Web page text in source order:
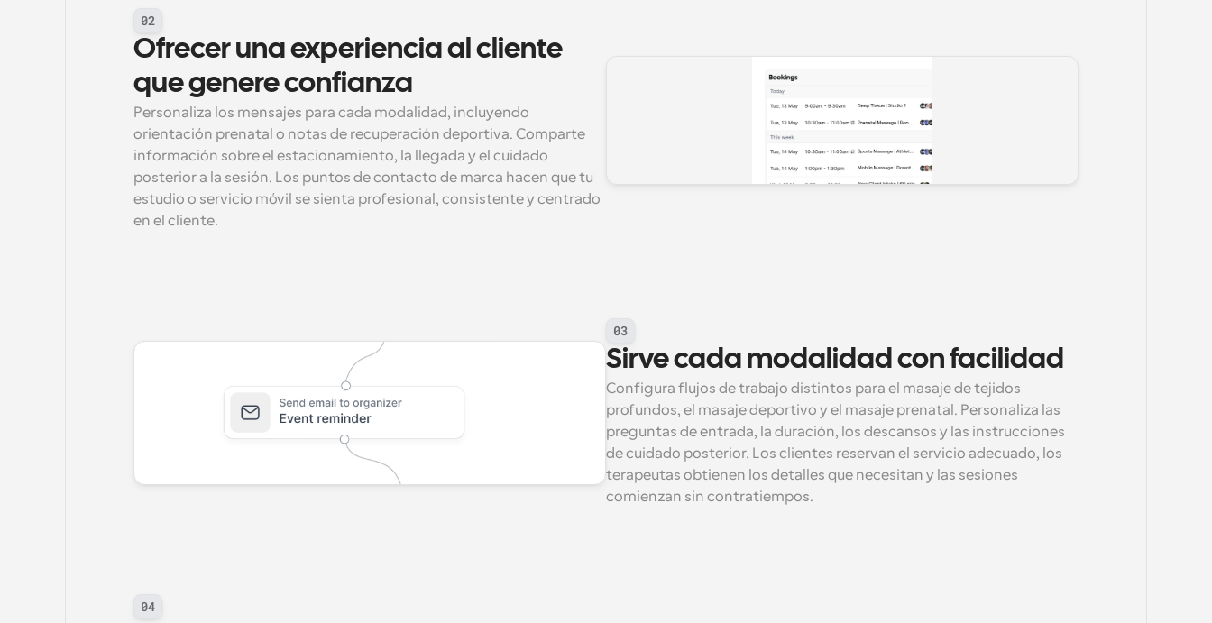
02
Ofrecer una experiencia al cliente
que genere confianza
Personaliza los mensajes para cada modalidad, incluyendo
orientación prenatal o notas de recuperación deportiva. Comparte
información sobre el estacionamiento, la llegada y el cuidado
posterior a la sesión. Los puntos de contacto de marca hacen que tu
estudio o servicio móvil se sienta profesional, consistente y centrado
en el cliente.
03
Sirve cada modalidad con facilidad
Configura flujos de trabajo distintos para el masaje de tejidos
profundos, el masaje deportivo y el masaje prenatal. Personaliza las
preguntas de entrada, la duración, los descansos y las instrucciones
de cuidado posterior. Los clientes reservan el servicio adecuado, los
terapeutas obtienen los detalles que necesitan y las sesiones
comienzan sin contratiempos.
04